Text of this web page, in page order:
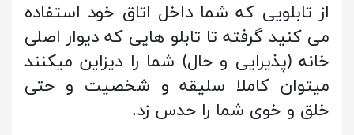
از تابلویی که شما داخل اتاق خود استفاده
می کنید گرفته تا تابلو هایی که دیوار اصلی
خانه (پذیرایی و حال) شما را دیزاین میکنند
میتوان کاملا سلیقه و شخصیت و حتی
خلق و خوی شما را حدس زد.